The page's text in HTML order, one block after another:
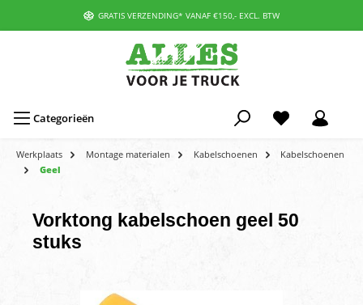
GRATIS VERZENDING* VANAF €150,- EXCL. BTW
Categorieën
Werkplaats Montage materialen Kabelschoenen
Kabelschoenen
Geel
Vorktong kabelschoen geel 50
stuks